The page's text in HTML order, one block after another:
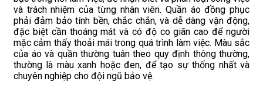
và trách nhiệm của từng nhân viên. Quần áo đồng phục
phải đảm bảo tính bền, chắc chắn, và dễ dàng vận động,
đặc biệt cần thoáng mát và có độ co giãn cao để người
mặc cảm thấy thoải mái trong quá trình làm việc. Màu sắc
của áo và quần thường tuân theo quy định thông thường,
thường là màu xanh hoặc đen, để tạo sự thống nhất và
chuyên nghiệp cho đội ngũ bảo vệ.